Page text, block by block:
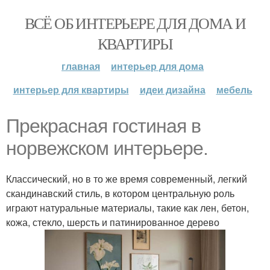
ВСЁ ОБ ИНТЕРЬЕРЕ ДЛЯ ДОМА И
КВАРТИРЫ
главная
интерьер для дома
интерьер для квартиры
идеи дизайна мебель
Прекрасная гостиная в
норвежском интерьере.
Классический, но в то же время современный, легкий
скандинавский стиль, в котором центральную роль
играют натуральные материалы, такие как лен, бетон,
кожа, стекло, шерсть и патинированное дерево